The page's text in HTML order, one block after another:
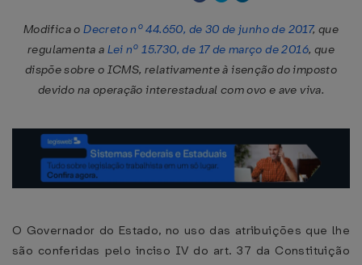
Modifica oDecreto nº 44.650, de 30 de junho de 2017, que
regulamenta a Lei nº 15.730, de 17 de março de 2016, que
dispõe sobre o ICMS, relativamente à isenção do imposto
devido na operação interestadual com ovo e ave viva.
O Governador do Estado, no uso das atribuições que lhe
são conferidas pelo inciso IV do art. 37 da Constituição